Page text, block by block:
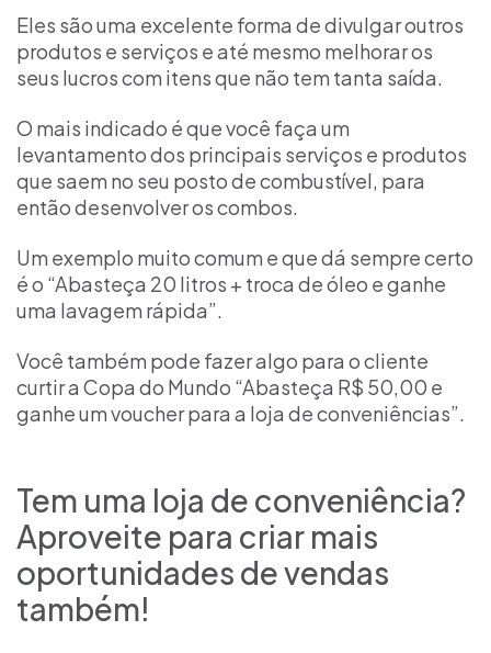
Eles são uma excelente forma de divulgar outros
produtos e serviços e até mesmo melhorar os
seus lucros com itens que não tem tanta saída.
O mais indicado é que você faça um
levantamento dos principais serviços e produtos
que saem no seu posto de combustível, para
então desenvolver os combos.
Um exemplo muito comum e que dá sempre certo
é o “Abasteça 20 litros + troca de óleo e ganhe
uma lavagem rápida”.
Você também pode fazer algo para o cliente
curtir a Copa do Mundo “Abasteça R$ 50,00 e
ganhe um voucher para a loja de conveniências”.
Tem uma loja de conveniência?
Aproveite para criar mais
oportunidades de vendas
também!